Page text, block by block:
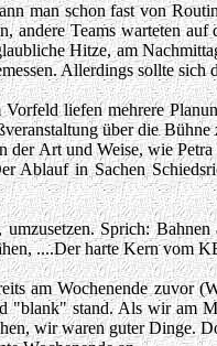
man schon fast von
Teams warteten
Hitze, am
Allerdings sollte sich
Vorfeld liefen mehrere
über die
Art und Weise, wie
Ablauf in Sachen
Sprich:
....Der harte Kern vom
am Wochenende zuvor
"blank" stand. Als wir am
wir waren guter Dinge.